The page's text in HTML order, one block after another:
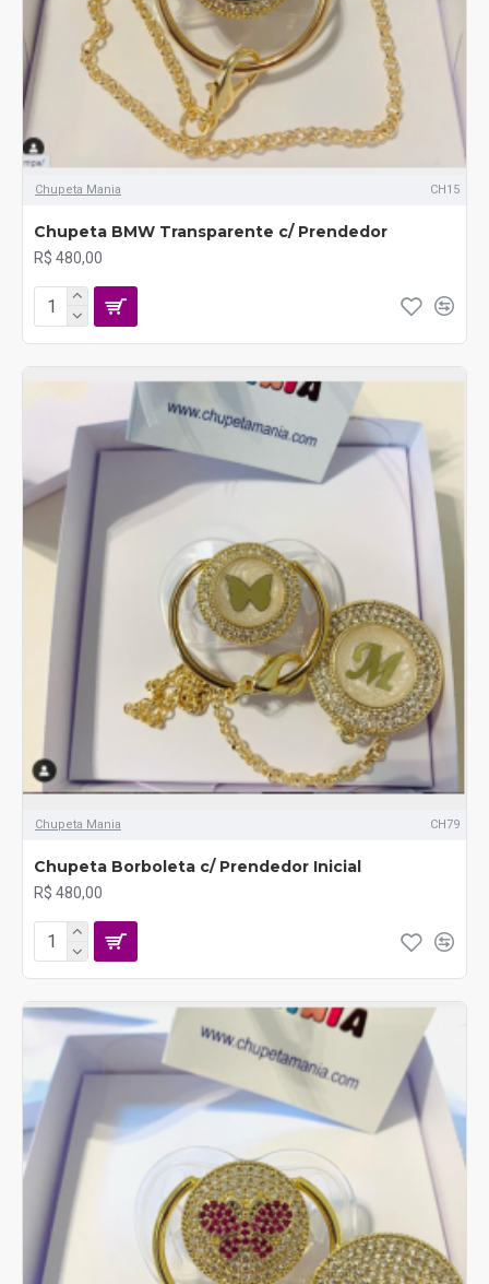
Chupeta Mania CH15
Chupeta BMW Transparente c/ Prendedor
R$ 480,00
Chupeta Mania CH79
Chupeta Borboleta c/ Prendedor Inicial
R$ 480,00